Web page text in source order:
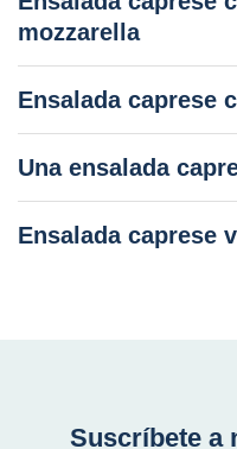
mozzarella
Ensalada caprese
Una ensalada
Ensalada caprese
Suscríbete a